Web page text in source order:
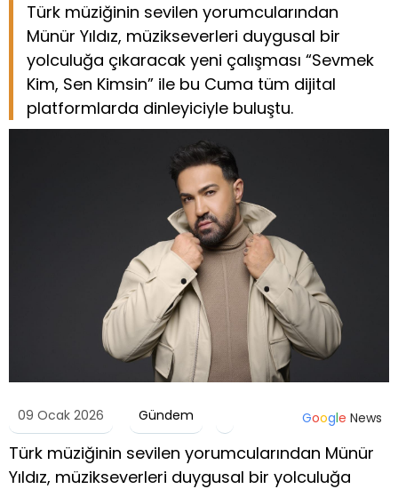
Türk müziğinin sevilen yorumcularından
Münür Yıldız, müzikseverleri duygusal bir
yolculuğa çıkaracak yeni çalışması “Sevmek
Kim, Sen Kimsin” ile bu Cuma tüm dijital
platformlarda dinleyiciyle buluştu.
09 Ocak 2026 Gündem Google News
Türk müziğinin sevilen yorumcularından Münür
Yıldız, müzikseverleri duygusal bir yolculuğa